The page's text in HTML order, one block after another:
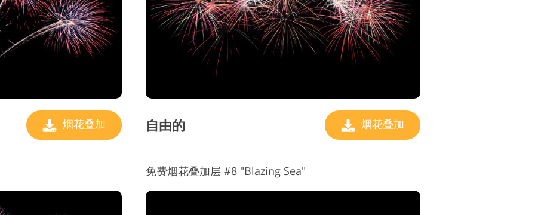
烟花叠加 自由的 烟花叠加
免费烟花叠加层 #8 "Blazing Sea"